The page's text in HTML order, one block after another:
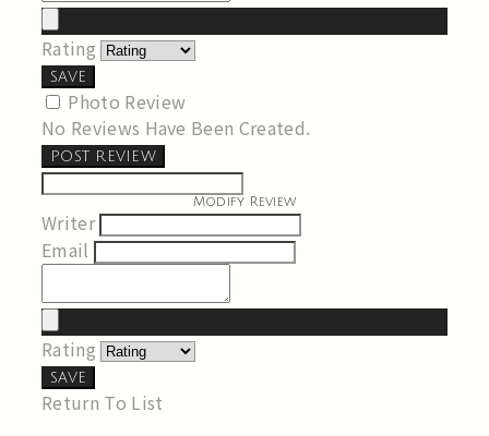
Rating
SAVE
Photo Review
No Reviews Have Been Created.
POST REVIEW
Modify Review
Writer
Email
Rating
SAVE
Return To List